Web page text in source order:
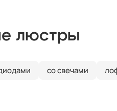
люстры
со свечами